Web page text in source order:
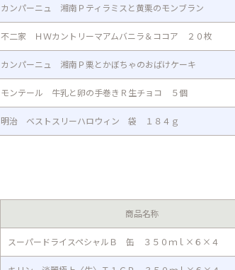
カンパーニュ 湘南Ｐティラミスと黄栗のモンブラン
不二家 ＨＷカントリーマアムバニラ＆ココア ２０枚
カンパーニュ 湘南Ｐ栗とかぼちゃのおばけケーキ
モンテール 牛乳と卵の手巻きＲ生チョコ ５個
明治 ベストスリーハロウィン 袋 １８４ｇ
商品名称
スーパードライスペシャルＢ 缶 ３５０ｍｌ×６×４